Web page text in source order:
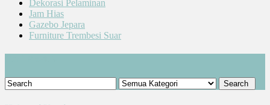
Dekorasi Pelaminan
Jam Hias
Gazebo Jepara
Furniture Trembesi Suar